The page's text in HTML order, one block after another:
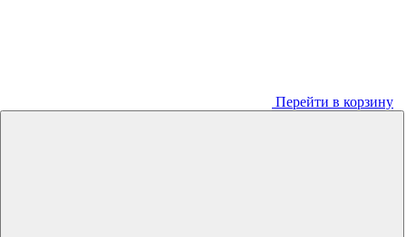
Перейти в корзину